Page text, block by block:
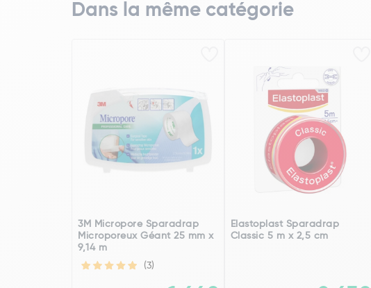
Dans la même catégorie
3M Micropore Sparadrap
Microporeux Géant 25 mm x
9,14 m
(3)
Elastoplast Sparadrap
Classic 5 m x 2,5 cm